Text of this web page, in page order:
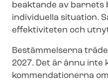
beaktande av barnets
individuella situation.
effektiviteten och
Bestämmelserna
2027. Det är ännu
kom­men­da­tio­ner­na